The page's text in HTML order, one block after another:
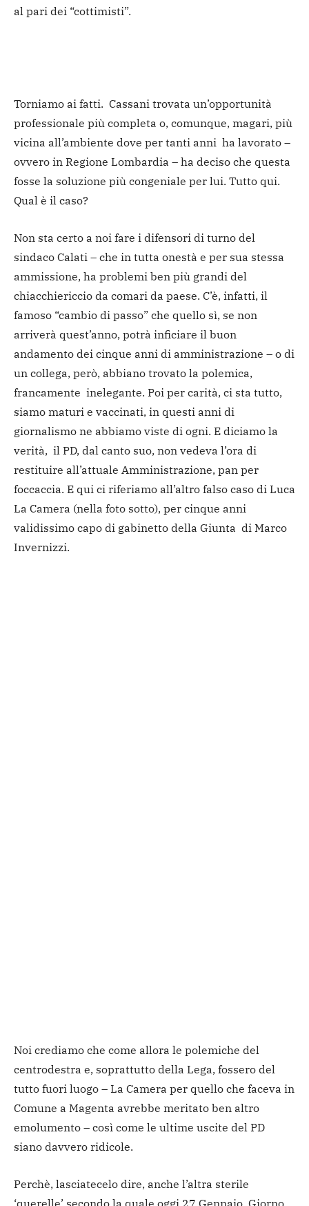
al pari dei “cottimisti”.
Torniamo ai fatti. Cassani trovata un’opportunità
professionale più completa o, comunque, magari, più
vicina all’ambiente dove per tanti anni ha lavorato –
ovvero in Regione Lombardia – ha deciso che questa
fosse la soluzione più congeniale per lui. Tutto qui.
Qual è il caso?
Non sta certo a noi fare i difensori di turno del
sindaco Calati – che in tutta onestà e per sua stessa
ammissione, ha problemi ben più grandi del
chiacchiericcio da comari da paese. C’è, infatti, il
famoso “cambio di passo” che quello sì, se non
arriverà quest’anno, potrà inficiare il buon
andamento dei cinque anni di amministrazione – o di
un collega, però, abbiano trovato la polemica,
francamente inelegante. Poi per carità, ci sta tutto,
siamo maturi e vaccinati, in questi anni di
giornalismo ne abbiamo viste di ogni. E diciamo la
verità, il PD, dal canto suo, non vedeva l’ora di
restituire all’attuale Amministrazione, pan per
foccaccia. E qui ci riferiamo all’altro falso caso di Luca
La Camera (nella foto sotto), per cinque anni
validissimo capo di gabinetto della Giunta di Marco
Invernizzi.
Noi crediamo che come allora le polemiche del
centrodestra e, soprattutto della Lega, fossero del
tutto fuori luogo – La Camera per quello che faceva in
Comune a Magenta avrebbe meritato ben altro
emolumento – così come le ultime uscite del PD
siano davvero ridicole.
Perchè, lasciatecelo dire, anche l’altra sterile